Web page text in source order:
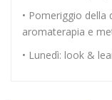
• Pomeriggio della
aromaterapia e
• Lunedì: look &